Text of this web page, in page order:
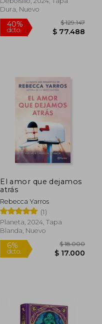
10%
Dura, Nuevo
40% $
El amor que dejamos
atrás
Rebecca Yarros
(1)
Planeta, 2024, Tapa
Blanda, Nuevo